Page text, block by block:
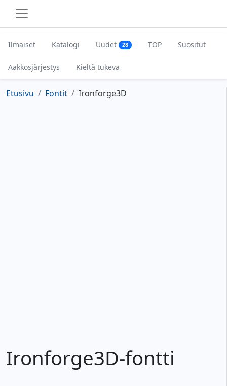
Ilmaiset Katalogi Uudet 28 TOP Suositut
Aakkosjärjestys Kieltä tukeva
Etusivu Fontit Ironforge3D
Ironforge3D-fontti